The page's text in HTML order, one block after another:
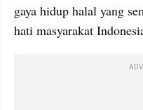
gaya hidup halal yang
hati masyarakat